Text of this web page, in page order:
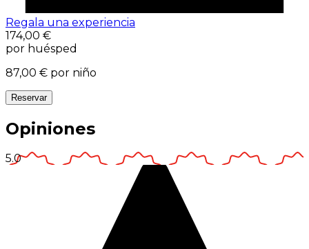
Regala una experiencia
174,00 €
por huésped
87,00 € por niño
Reservar
Opiniones
5.0